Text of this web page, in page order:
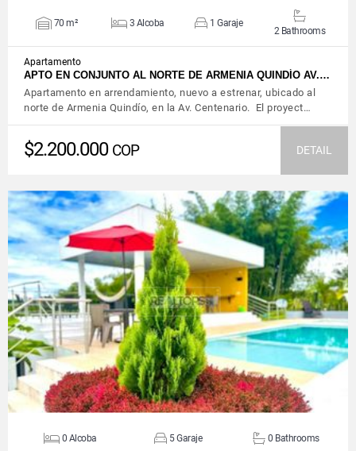
70 m² 3 Alcoba 1 Garaje
2 Bathrooms
Apartamento
APTO EN CONJUNTO AL NORTE DE ARMENIA QUINDÍO AV.…
Apartamento en arrendamiento, nuevo a estrenar, ubicado al
norte de Armenia Quindío, en la Av. Centenario. El proyect…
$2.200.000 COP DETAIL
VIEW DETAILS
0 Alcoba 5 Garaje 0 Bathrooms